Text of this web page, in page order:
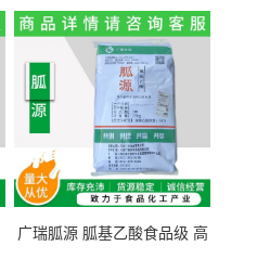
量1kg包邮
广瑞胍源 胍基乙酸食品级 高